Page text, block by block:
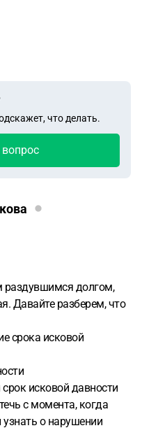
что делать.
раздувшимся долгом,
Давайте разберем, что
срока исковой
исковой давности
с момента, когда
о нарушении